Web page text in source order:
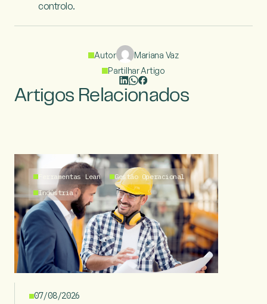
controlo.
Autor
Mariana Vaz
Partilhar Artigo
Artigos Relacionados
Ferramentas Lean
Gestão Operacional
Indústria
07/08/2026